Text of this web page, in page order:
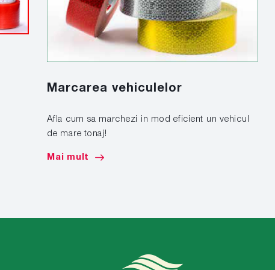
Marcarea vehiculelor
Afla cum sa marchezi in mod eficient un vehicul
de mare tonaj!
Mai mult